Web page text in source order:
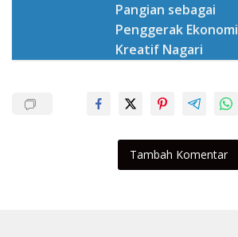
Pangian sebagai
Penggerak Ekonomi
Kreatif Nagari
Tambah Komentar